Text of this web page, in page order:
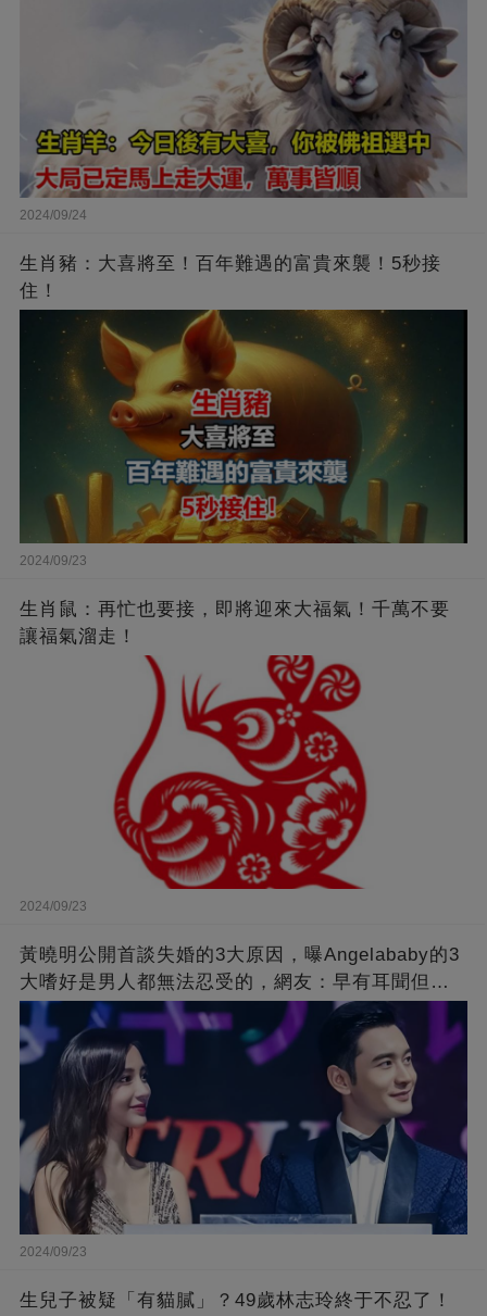
2024/09/24
生肖豬：大喜將至！百年難遇的富貴來襲！5秒接
住！
2024/09/23
生肖鼠：再忙也要接，即將迎來大福氣！千萬不要
讓福氣溜走！
2024/09/23
黃曉明公開首談失婚的3大原因，曝Angelababy的3
大嗜好是男人都無法忍受的，網友：早有耳聞但想
不到那麼嚴重！
2024/09/23
生兒子被疑「有貓膩」？49歲林志玲終于不忍了！